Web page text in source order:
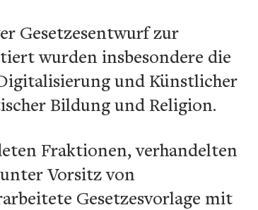
Gesetzesentwurf zur
wurden insbesondere die
und Künstlicher
Bildung und Religion.
Fraktionen, verhandelten
Vorsitz von
Gesetzesvorlage mit